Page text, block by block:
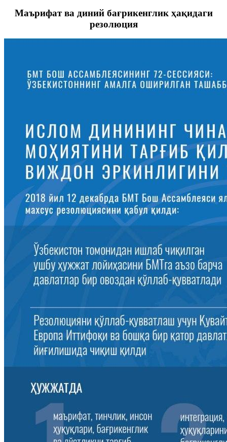
Маърифат ва диний бағрикенглик ҳақидаги
резолюция